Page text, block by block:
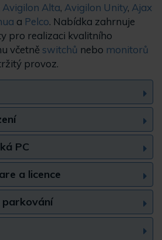
Avigilon Alta, Avigilon Unity, Ajax
a Pelco. Nabídka zahrnuje
pro realizaci kvalitního
včetně switchů nebo monitorů
provoz.
PC
a licence
parkování